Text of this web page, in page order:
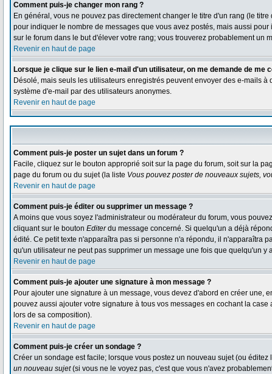
Comment puis-je changer mon rang ?
En général, vous ne pouvez pas directement changer le titre d'un rang (le
pour indiquer le nombre de messages que vous avez postés, mais aussi
sur le forum dans le but d'élever votre rang; vous trouverez probablement
Revenir en haut de page
Lorsque je clique sur le lien e-mail d'un utilisateur, on me demande de me
Désolé, mais seuls les utilisateurs enregistrés peuvent envoyer des e-mails
système d'e-mail par des utilisateurs anonymes.
Revenir en haut de page
Comment puis-je poster un sujet dans un forum ?
Facile, cliquez sur le bouton approprié soit sur la page du forum, soit sur la
page du forum ou du sujet (la liste Vous pouvez poster de nouveaux sujets,
Revenir en haut de page
Comment puis-je éditer ou supprimer un message ?
A moins que vous soyez l'administrateur ou modérateur du forum, vous
cliquant sur le bouton Editerdu message concerné. Si quelqu'un a déjà
édité. Ce petit texte n'apparaîtra pas si personne n'a répondu, il n'apparaîtra
qu'un utilisateur ne peut pas supprimer un message une fois que quelqu'un y
Revenir en haut de page
Comment puis-je ajouter une signature à mon message ?
Pour ajouter une signature à un message, vous devez d'abord en créer
pouvez aussi ajouter votre signature à tous vos messages en cochant la
lors de sa composition).
Revenir en haut de page
Comment puis-je créer un sondage ?
Créer un sondage est facile; lorsque vous postez un nouveau sujet (ou
un nouveau sujet(si vous ne le voyez pas, c'est que vous n'avez